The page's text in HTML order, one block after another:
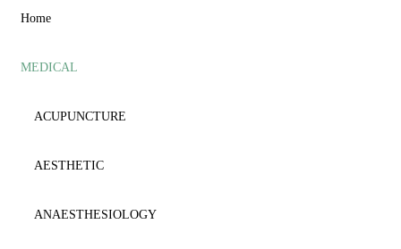
Home
MEDICAL
ACUPUNCTURE
AESTHETIC
ANAESTΗESIOLOGY